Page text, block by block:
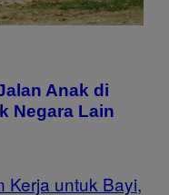
Anak di
Negara Lain